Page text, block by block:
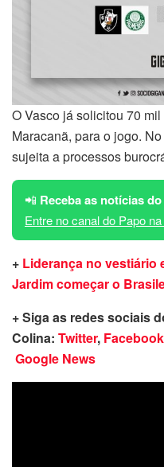
O Vasco já solicitou 70
Maracanã, para o jogo.
sujeita a processos
📲 Receba as notícias
Entre no canal do Papo
+ Liderança no vestiário
Jardim começar o
+ Siga as redes sociais
Colina: Twitter, Facebook
Google News